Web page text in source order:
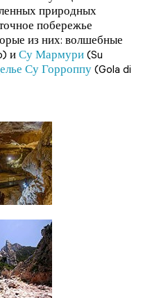
природных
побережье
из них: волшебные
и Су Мармури (Su
Су Горроппу (Gola di